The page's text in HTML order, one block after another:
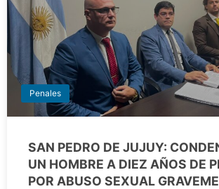
Penales
SAN PEDRO DE JUJUY:
UN HOMBRE A DIEZ AÑOS DE
POR ABUSO SEXUAL